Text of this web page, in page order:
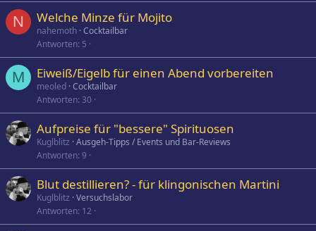
N Welche Minze für Mojito
nahemoth Cocktailbar
Antworten 5
M Eiweiß/Eigelb für einen Abend vorbereiten
meoled Cocktailbar
Antworten 30
Aufpreise für "bessere" Spirituosen
Kuglblitz Ausgeh-Tipps / Events und Bar-Reviews
Antworten 9
Blut destillieren? - für klingonischen Martini
Kuglblitz Versuchslabor
Antworten 12